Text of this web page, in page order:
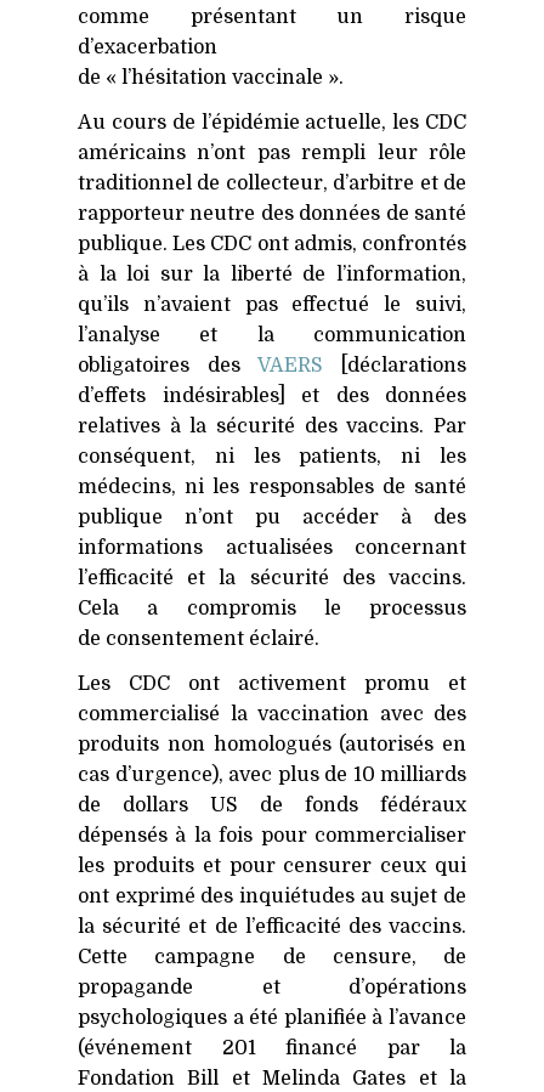
comme présentant un risque
d’exacerbation
de « l’hésitation vaccinale ».
Au cours de l’épidémie actuelle, les CDC
américains n’ont pas rempli leur rôle
traditionnel de collecteur, d’arbitre et de
rapporteur neutre des données de santé
publique. Les CDC ont admis, confrontés
à la loi sur la liberté de l’information,
qu’ils n’avaient pas effectué le suivi,
l’analyse et la communication
obligatoires des VAERS [déclarations
d’effets indésirables] et des données
relatives à la sécurité des vaccins. Par
conséquent, ni les patients, ni les
médecins, ni les responsables de santé
publique n’ont pu accéder à des
informations actualisées concernant
l’efficacité et la sécurité des vaccins.
Cela a compromis le processus
de consentement éclairé.
Les CDC ont activement promu et
commercialisé la vaccination avec des
produits non homologués (autorisés en
cas d’urgence), avec plus de 10 milliards
de dollars
US de fonds fédéraux
dépensés à la fois pour commercialiser
les produits et pour censurer ceux qui
ont exprimé des inquiétudes au sujet de
la sécurité et de l’efficacité des vaccins.
Cette campagne de censure, de
propagande et d’opérations
psychologiques a été planifiée à l’avance
(événement 201 financé par la
Fondation Bill et Melinda Gates et la